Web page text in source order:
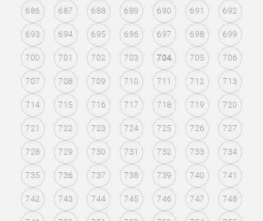
686 687 688 689 690 691 692
693 694 695 696 697 698 699
700 701 702 703 704 705 706
707 708 709 710 711 712 713
714 715 716 717 718 719 720
721 722 723 724 725 726 727
728 729 730 731 732 733 734
735 736 737 738 739 740 741
742 743 744 745 746 747 748